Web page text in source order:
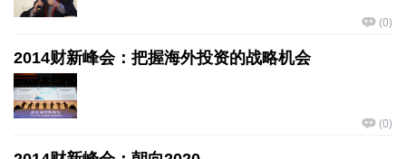
(0)
2014财新峰会：把握海外投资的战略机会
(0)